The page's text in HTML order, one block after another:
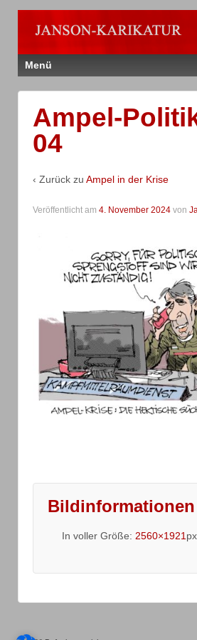
Menü
Ampel-
04
‹ Zurück zu Ampel in der Krise
Veröffentlicht am 4. November 2024 von
Bildinformationen
In voller Größe: 2560×1921 px